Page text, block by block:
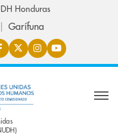
Honduras
Garífuna